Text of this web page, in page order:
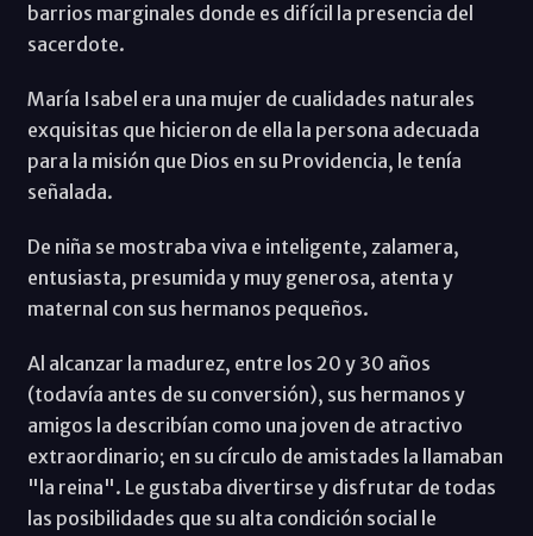
barrios marginales donde es difícil la presencia del
sacerdote.
María Isabel era una mujer de cualidades naturales
exquisitas que hicieron de ella la persona adecuada
para la misión que Dios en su Providencia, le tenía
señalada.
De niña se mostraba viva e inteligente, zalamera,
entusiasta, presumida y muy generosa, atenta y
maternal con sus hermanos pequeños.
Al alcanzar la madurez, entre los 20 y 30 años
(todavía antes de su conversión), sus hermanos y
amigos la describían como una joven de atractivo
extraordinario; en su círculo de amistades la llamaban
"la reina". Le gustaba divertirse y disfrutar de todas
las posibilidades que su alta condición social le